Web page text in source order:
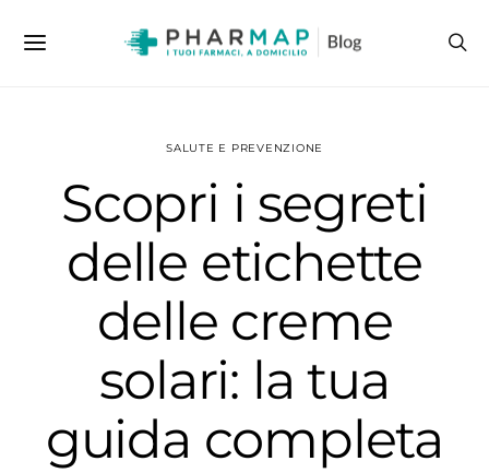
SALUTE E PREVENZIONE
Scopri i segreti
delle etichette
delle creme
solari: la tua
guida completa